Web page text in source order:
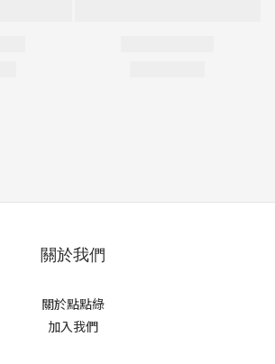
關於我們
關於點點綠
加入我們